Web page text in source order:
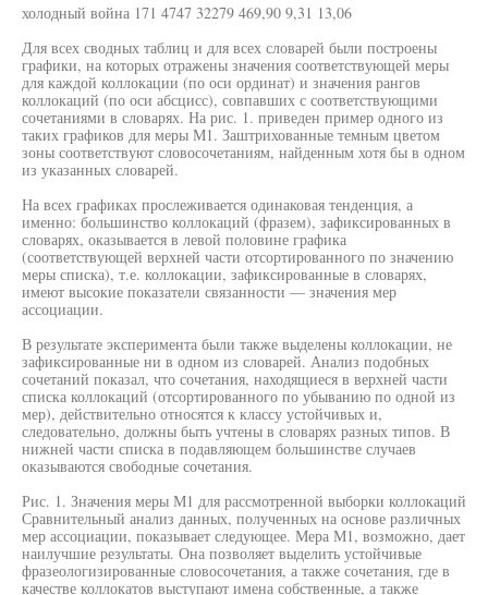
холодный война 171 4747 32279 469,90 9,31 13,06
Для всех сводных таблиц и для всех словарей были построены
графики, на которых отражены значения соответствующей меры
для каждой коллокации (по оси ординат) и значения рангов
коллокаций (по оси абсцисс), совпавших с соответствующими
сочетаниями в словарях. На рис. 1. приведен пример одного из
таких графиков для меры М1. Заштрихованные темным цветом
зоны соответствуют словосочетаниям, найденным хотя бы в одном
из указанных словарей.
На всех графиках прослеживается одинаковая тенденция, а
именно: большинство коллокаций (фразем), зафиксированных в
словарях, оказывается в левой половине графика
(соответствующей верхней части отсортированного по значению
меры списка), т.е. коллокации, зафиксированные в словарях,
имеют высокие показатели связанности — значения мер
ассоциации.
В результате эксперимента были также выделены коллокации, не
зафиксированные ни в одном из словарей. Анализ подобных
сочетаний показал, что сочетания, находящиеся в верхней части
списка коллокаций (отсортированного по убыванию по одной из
мер), действительно относятся к классу устойчивых и,
следовательно, должны быть учтены в словарях разных типов. В
нижней части списка в подавляющем большинстве случаев
оказываются свободные сочетания.
Рис. 1. Значения меры М1 для рассмотренной выборки коллокаций
Сравнительный анализ данных, полученных на основе различных
мер ассоциации, показывает следующее. Мера М1, возможно, дает
наилучшие результаты. Она позволяет выделить устойчивые
фразеологизированные словосочетания, а также сочетания, где в
качестве коллокатов выступают имена собственные, а также